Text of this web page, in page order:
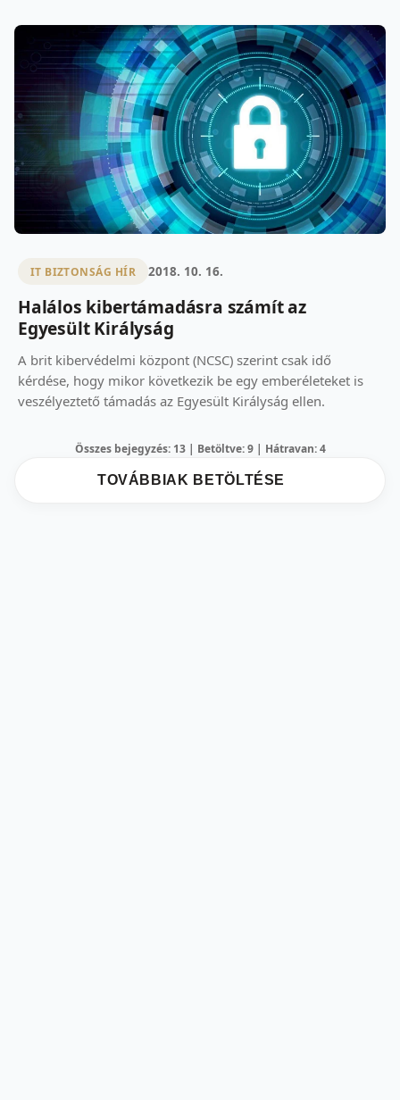
IT BIZTONSÁG HÍR 2018. 10. 16.
Halálos kibertámadásra számít az
Egyesült Királyság
A brit kibervédelmi központ (NCSC) szerint csak idő
kérdése, hogy mikor következik be egy emberéleteket is
veszélyeztető támadás az Egyesült Királyság ellen.
Összes bejegyzés: 13 | Betöltve: 9 | Hátravan: 4
TOVÁBBIAK BETÖLTÉSE